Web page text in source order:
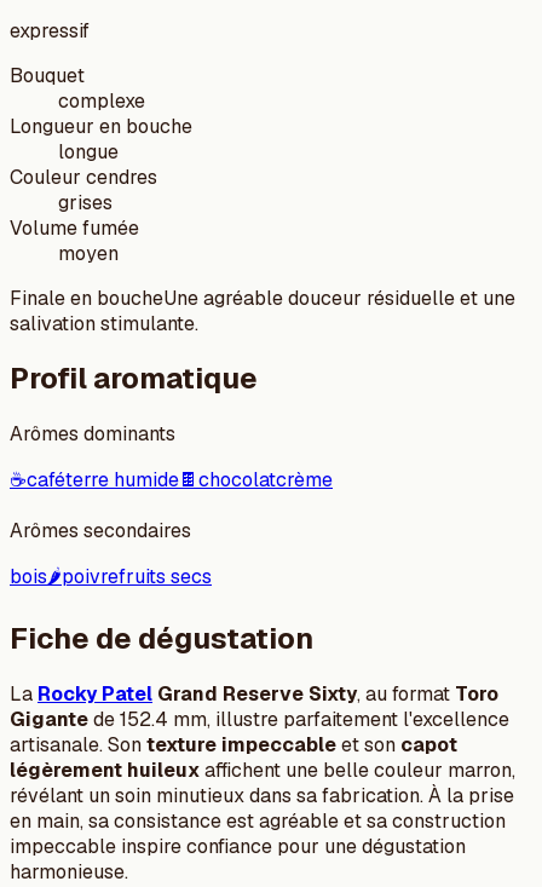
expressif
Bouquet
complexe
Longueur en bouche
longue
Couleur cendres
grises
Volume fumée
moyen
Finale en boucheUne agréable douceur résiduelle et une
salivation stimulante.
Profil aromatique
Arômes dominants
☕caféterre humide🍫chocolatcrème
Arômes secondaires
bois🌶️poivrefruits secs
Fiche de dégustation
La Rocky Patel Grand Reserve Sixty, au format Toro
Gigantede 152.4 mm, illustre parfaitement l'excellence
artisanale. Sontexture impeccableet son capot
légèrement huileuxaffichent une belle couleur marron,
révélant un soin minutieux dans sa fabrication. À la prise
en main, sa consistance est agréable et sa construction
impeccable inspire confiance pour une dégustation
harmonieuse.